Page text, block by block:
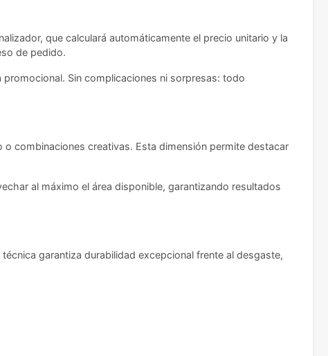
que calculará automáticamente el precio unitario y la
de pedido.
Sin complicaciones ni sorpresas: todo
combinaciones creativas. Esta dimensión permite destacar
al máximo el área disponible, garantizando resultados
garantiza durabilidad excepcional frente al desgaste,